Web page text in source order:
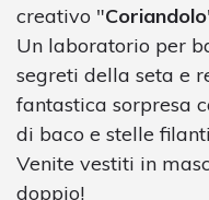
creativo "Coriandolo
Un laboratorio per
segreti della seta e
fantastica sorpresa
di baco e stelle
Venite vestiti in
doppio!